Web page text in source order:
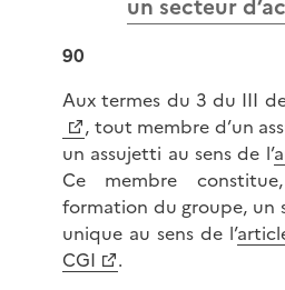
un secteur
90
Aux termes du 3 du III de
, tout membre d’un
un assujetti au sens de l’
Ce membre
formation du groupe, un
unique au sens de l’
CGI
.